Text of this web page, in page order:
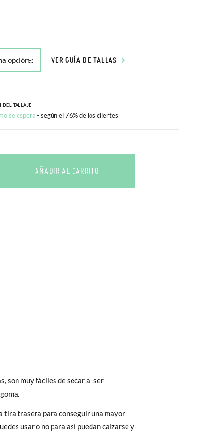
VER GUÍA DE TALLAS
DEL TALLAJE
se espera - según el 76% de los clientes
AÑADIR AL CARRITO
son muy fáciles de secar al ser
tira trasera para conseguir una mayor
usar o no para así puedan calzarse y
son GRATIS y puedes realizarlos
acelerar el envío, puedes por muy
El precio final será el de los zapatos que
no con la suela por fuera.
32 33 34 35 36